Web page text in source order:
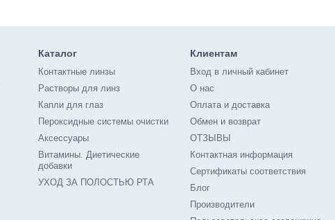
Каталог
Контактные линзы
Растворы для линз
Капли для глаз
Пероксидные системы очистки
Аксессуары
Витамины. Диетические
добавки
УХОД ЗА ПОЛОСТЬЮ РТА
Клиентам
Вход в личный кабинет
О нас
Оплата и доставка
Обмен и возврат
ОТЗЫВЫ
Контактная информация
Сертификаты соответствия
Блог
Производители